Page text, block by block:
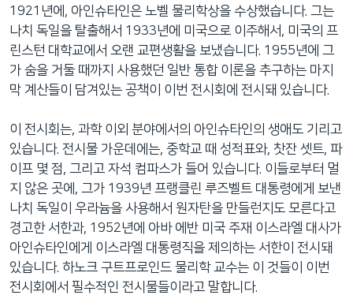
1921년에, 아인슈타인은 노벨 물리학상을 수상했습니다. 그는
나치 독일을 탈출해서 1933년에 미국으로 이주해서, 미국의 프
린스턴 대학교에서 오랜 교편생활을 보냈습니다. 1955년에 그
가 숨을 거둘 때까지 사용했던 일반 통합 이론을 추구하는 마지
막 계산들이 담겨있는 공책이 이번 전시회에 전시돼 있습니다.
이 전시회는, 과학 이외 분야에서의 아인슈타인의 생애도 기리고
있습니다. 전시물 가운데에는, 중학교 때 성적표와, 찻잔 셋트, 파
이프 몇 점, 그리고 자석 컴파스가 들어 있습니다. 이들로부터 멀
지 않은 곳에, 그가 1939년 프랭클린 루즈벨트 대통령에게 보낸
나치 독일이 우라늄을 사용해서 원자탄을 만들런지도 모른다고
경고한 서한과, 1952년에 아바 에반 미국 주재 이스라엘 대사가
아인슈타인에게 이스라엘 대통령직을 제의하는 서한이 전시돼
있습니다. 하노크 구트프로인드 물리학 교수는 이 것들이 이번
전시회에서 필수적인 전시물들이라고 말합니다.